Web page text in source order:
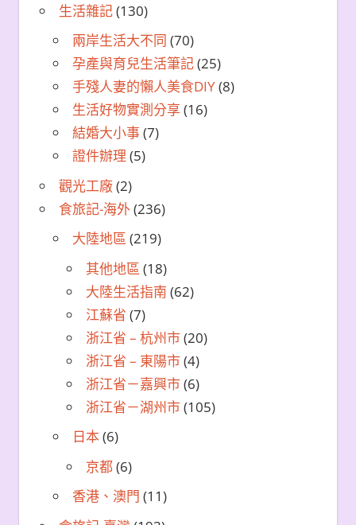
生活雜記(130)
兩岸生活大不同 (70)
孕產與育兒生活筆記(25)
手殘人妻的懶人美食DIY(8)
生活好物實測分享 (16)
結婚大小事(7)
證件辦理 (5)
觀光工廠(2)
食旅記-海外(236)
大陸地區 (219)
其他地區 (18)
大陸生活指南 (62)
江蘇省 (7)
浙江省 – 杭州市(20)
浙江省 – 東陽市(4)
浙江省－嘉興市(6)
浙江省－湖州市(105)
日本(6)
京都(6)
香港、澳門 (11)